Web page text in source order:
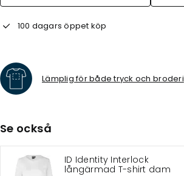
100 dagars öppet köp
Lämplig för både tryck och broderi
Se också
ID Identity Interlock
långärmad T-shirt dam